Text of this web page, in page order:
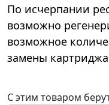
По исчерпании
возможно
возможное
замены
С этим товаром